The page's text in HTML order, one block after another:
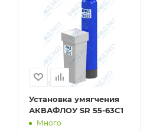
Установка умягчения
АКВАФЛОУ SR 55-63C1
Много